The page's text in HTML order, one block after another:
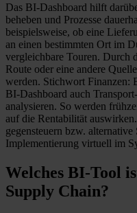
Das BI-Dashboard hilft
beheben und Prozesse
beispielsweise, ob eine
an einen bestimmten Ort im
vergleichbare Touren. Durch
Route oder eine andere
werden. Stichwort Finanzen:
BI-Dashboard auch
analysieren. So werden
auf die Rentabilität
gegensteuern bzw.
Implementierung virtuell im
Welches BI-Tool
Supply Chain?